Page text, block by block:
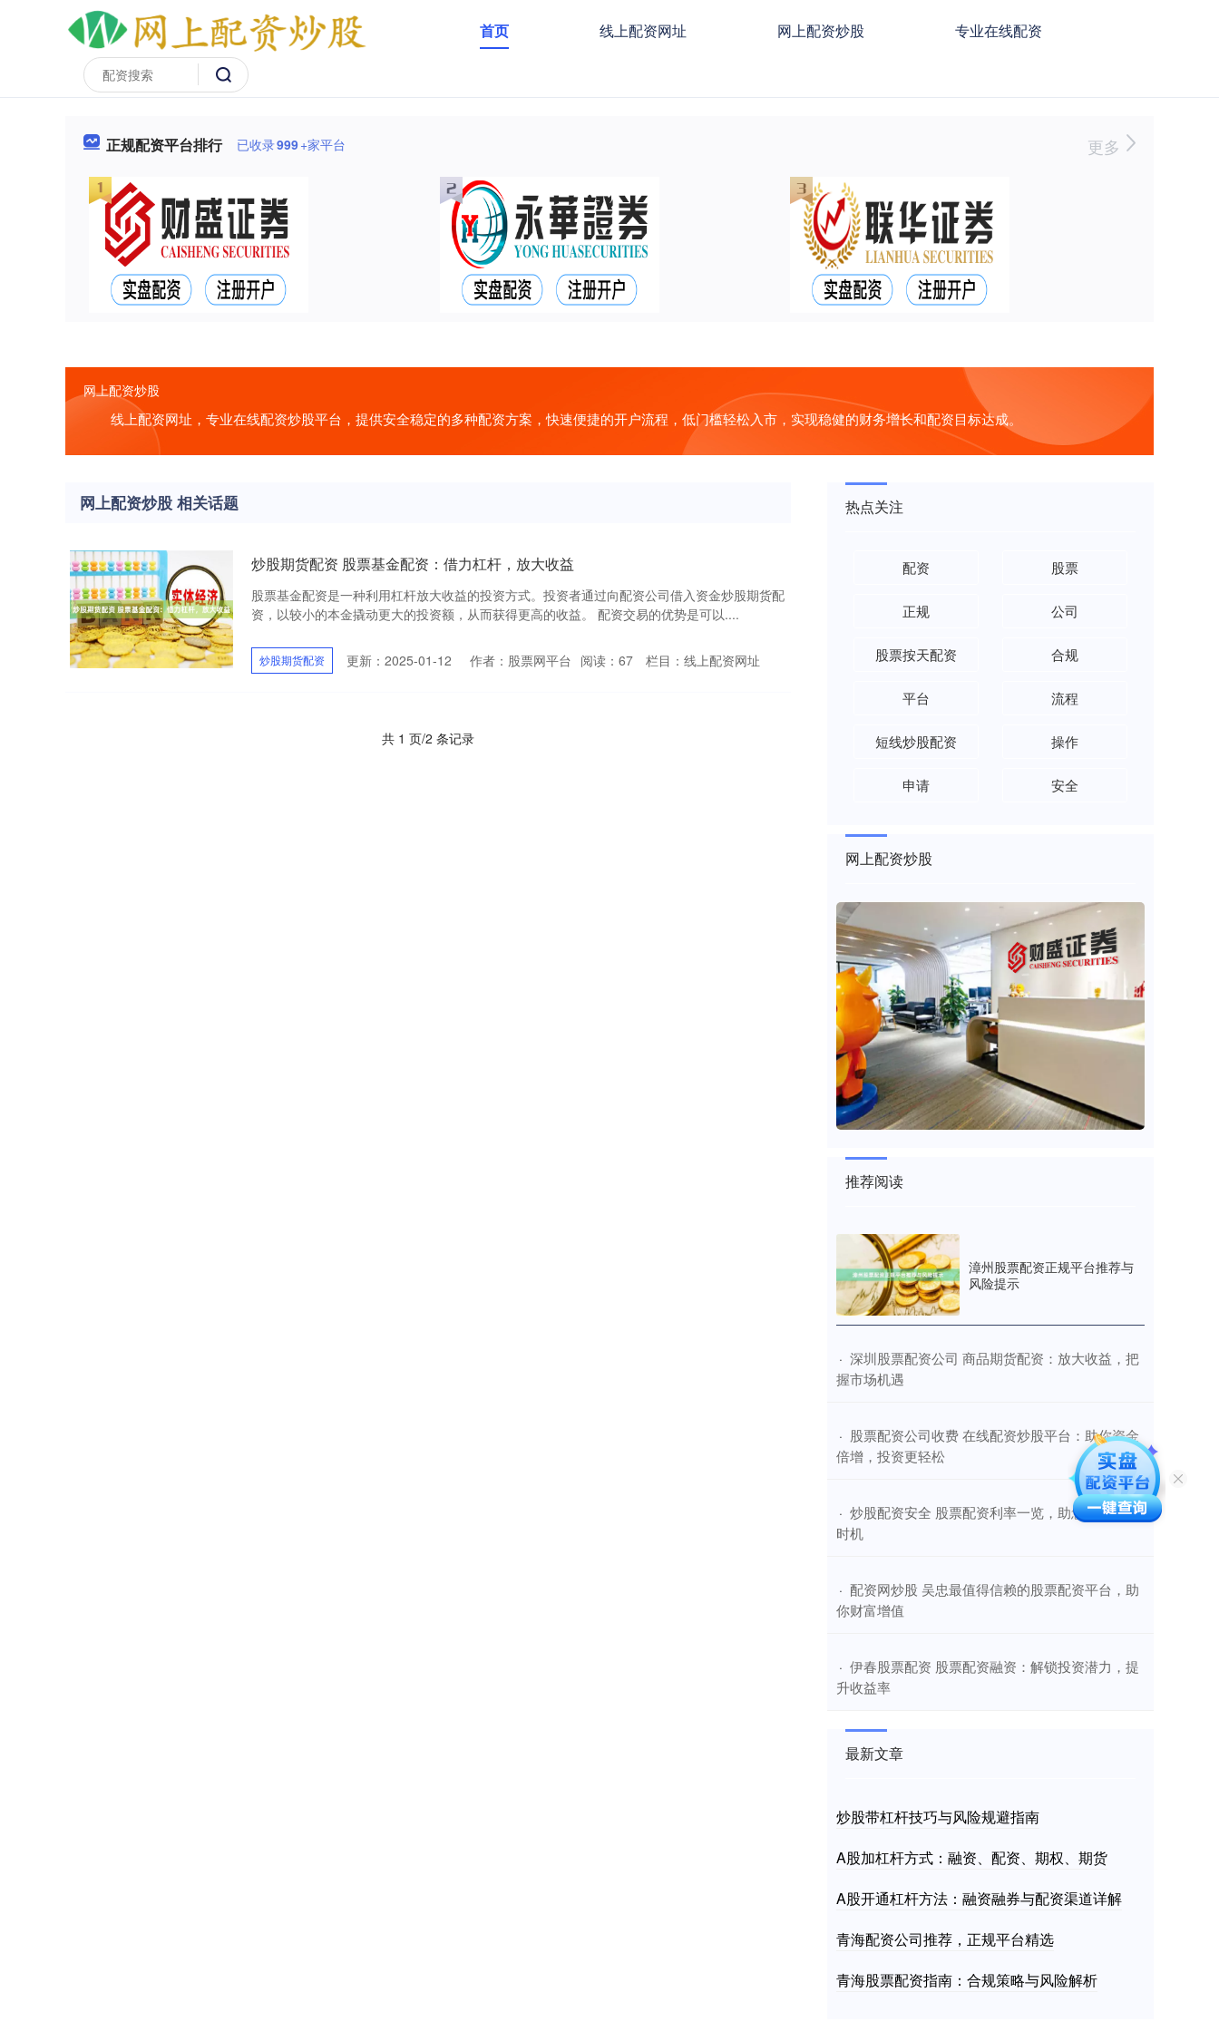
首页 线上配资网址 网上配资炒股 专业在线配资
正规配资平台排行 已收录999+家平台 更多
网上配资炒股
线上配资网址，专业在线配资炒股平台，提供安全稳定的多种配资方案，快速便捷的开户流程，低门槛轻松入市，实现稳健的财务增长和配资目标达成。
网上配资炒股 相关话题
炒股期货配资 股票基金配资：借力杠杆，放大收益
股票基金配资是一种利用杠杆放大收益的投资方式。投资者通过向配资公司借入资金炒股期货配
资，以较小的本金撬动更大的投资额，从而获得更高的收益。 配资交易的优势是可以....
炒股期货配资 更新：2025-01-12 作者：股票网平台 阅读： 67 栏目： 线上配资网址
共 1 页/2 条记录
热点关注
配资 股票
正规 公司
股票按天配资 合规
平台 流程
短线炒股配资 操作
申请 安全
网上配资炒股
推荐阅读
漳州股票配资正规平台推荐与
风险提示
· ​深圳股票配资公司 商品期货配资：放大收益，把
握市场机遇
· ​股票配资公司收费 在线配资炒股平台：助你资金
倍增，投资更轻松
· ​炒股配资安全 股票配资利率一览，助您把握投资
时机
· ​配资网炒股 吴忠最值得信赖的股票配资平台，助
你财富增值
· ​伊春股票配资 股票配资融资：解锁投资潜力，提
升收益率
最新文章
炒股带杠杆技巧与风险规避指南
A股加杠杆方式：融资、配资、期权、期货
A股开通杠杆方法：融资融券与配资渠道详解
青海配资公司推荐，正规平台精选
青海股票配资指南：合规策略与风险解析